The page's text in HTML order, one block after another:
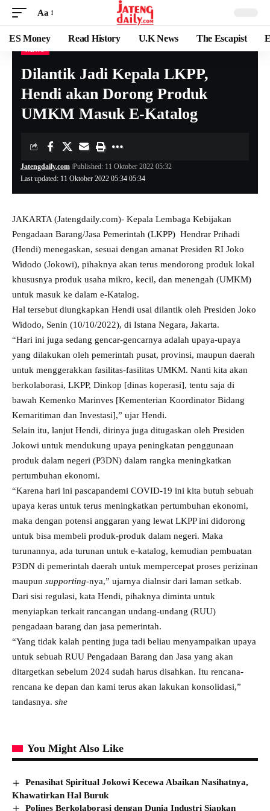
Aa
ES Money Read History U.K News The Escapist
Dilantik Jadi Kepala LKPP,
Hendi akan Dorong Produk
UMKM Masuk E-Katalog
Last updated: 11 Oktober 2022 05:34 05:34
Jatengdaily.com Published: 11 Oktober 2022 05:32
JAKARTA (Jatengdaily.com)- Kepala Lembaga Kebijakan
Pengadaan Barang/Jasa Pemerintah (LKPP) Hendrar Prihadi
(Hendi) menegaskan, sesuai dengan amanat Presiden RI Joko
Widodo (Jokowi), pihaknya akan terus mendorong produk lokal
khususnya produk usaha mikro, kecil, dan menengah (UMKM)
untuk masuk ke dalam e-Katalog.
Hal tersebut diungkapkan Hendi usai dilantik oleh Presiden Joko
Widodo, Senin (10/10/2022), di Istana Negara, Jakarta.
“Hari ini juga sedang gencar-gencarnya adalah upaya-upaya
yang dilakukan oleh pemerintah pusat, provinsi, maupun daerah
untuk menggerakkan fasilitas-fasilitas UMKM. Nanti kita akan
berkolaborasi, LKPP, Dinkop [dinas koperasi], tentu saja di
bawah Kemenko Marinves [Kementerian Koordinator Bidang
Kemaritiman dan Investasi],” ujar Hendi.
Selain itu, lanjut Hendi, dirinya juga ditugaskan oleh Presiden
Jokowi untuk mendukung upaya peningkatan penggunaan
produk dalam negeri (P3DN) dalam rangka meningkatkan
pertumbuhan ekonomi.
“Karena hari ini pascapandemi COVID-19 ini kita butuh sebuah
upaya keras untuk terus meningkatkan pertumbuhan ekonomi,
maka dengan potensi anggaran yang lewat LKPP ini didorong
untuk bisa membeli produk-produk dalam negeri. Maka
turunannya, ada turunan untuk e-katalog, kemudian pembuatan
P3DN di pemerintah daerah untuk mempercepat proses perizinan
maupun supporting-nya,” ujarnya dialnsir dari laman setkab.
Dari sisi regulasi, kata Hendi, pihaknya diminta untuk
menyiapkan terkait rancangan undang-undang (RUU)
pengadaan barang dan jasa pemerintah.
“Yang tidak kalah penting juga tadi beliau menyampaikan upaya
untuk sebuah RUU Pengadaan Barang dan Jasa yang akan
ditargetkan sebelum 2024 sudah harus disahkan. Itu rencana-
rencana ke depan dan kami terus akan lakukan konsolidasi,”
tandasnya. she
You Might Also Like
Penasihat Spiritual Jokowi Kecewa Abaikan Nasihatnya,
Khawatirkan Hal Buruk
Polines Berkolaborasi dengan Dunia Industri Siapkan